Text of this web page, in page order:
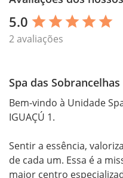
5.0 star star star star star
2 avaliações
Spa das Sobrancelhas
Bem-vindo à Unidade
IGUAÇÚ 1.
Sentir a essência,
de cada um. Essa é a
maior centro